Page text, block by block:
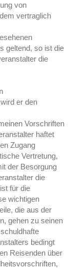
von
vertraglich
geltend, so ist die
die
er den
Vorschriften
haftet
Zugang
Vertretung,
der Besorgung
die
für die
wichtigen
die aus der
gehen zu seinen
bedingt
Reisenden über